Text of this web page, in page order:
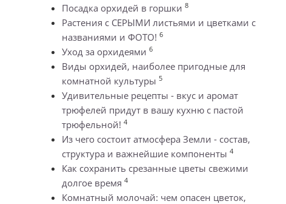
Посадка орхидей в горшки 8
Растения с СЕРЫМИ листьями и цветками с
названиями и ФОТО! 6
Уход за орхидеями 6
Виды орхидей, наиболее пригодные для
комнатной культуры 5
Удивительные рецепты - вкус и аромат
трюфелей придут в вашу кухню с пастой
трюфельной! 4
Из чего состоит атмосфера Земли - состав,
структура и важнейшие компоненты 4
Как сохранить срезанные цветы свежими
долгое время 4
Комнатный молочай: чем опасен цветок,